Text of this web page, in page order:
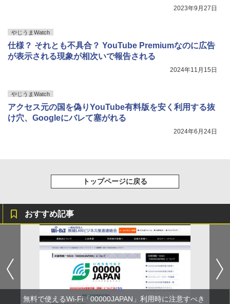
2023年9月27日
やじうまWatch
仕様？ それとも不具合？ YouTube Premiumなのに広告
が表示される現象が相次いで報告される
2024年11月15日
やじうまWatch
アクセス元の国を偽りYouTube有料版を安く利用する抜
け穴、Googleにバレて塞がれる
2024年6月24日
トップページに戻る
おすすめ記事
無料で使えるWi-Fi「00000JAPAN」利用時に注意すべき